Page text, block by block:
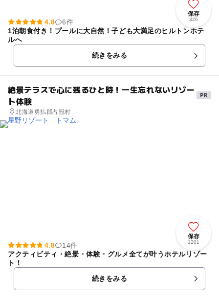
保存
326
4.8
6件
1泊朝食付き！プールに大自然！子ども大満足のヒルトンホテ
ルへ
続きをみる
絶景テラスで心に残るひと時！一生忘れないリゾー
ト体験
北海道勇払郡占冠村
保存
1201
4.8
14件
アクティビティ・絶景・体験・グルメ全てが叶うホテルリゾー
ト！
続きをみる